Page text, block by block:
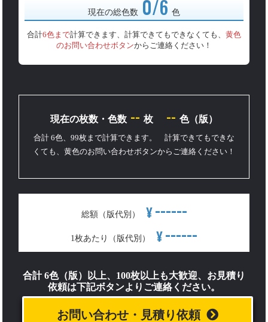
現在の総色数 0/6 色
合計6色まで計算できます、計算できてもできなくても、 黄色
のお問い合わせボタンからご連絡ください！
現在の枚数・色数 -- 枚 -- 色（版）
合計 6色、99枚まで計算できます。 計算できてもできな
くても、黄色のお問い合わせボタンからご連絡ください！
総額（版代別） ¥ ------
1枚あたり（版代別） ¥------
合計 6色（版）以上、100枚以上も大歓迎、お見積り
依頼は下記ボタンよりご連絡ください。
お問い合わせ・見積り依頼